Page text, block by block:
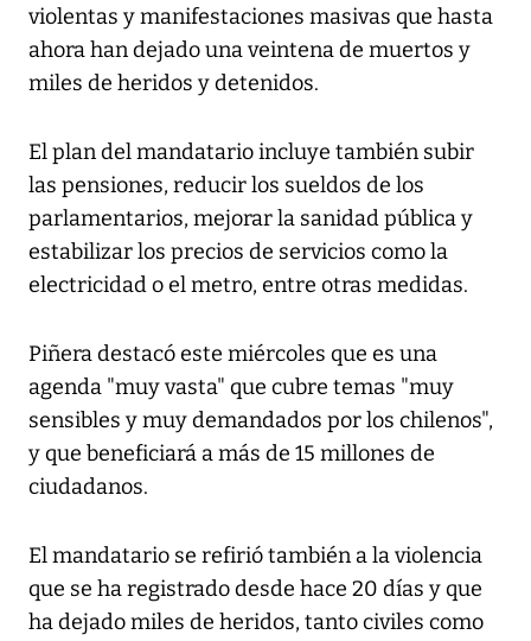
violentas y manifestaciones masivas que hasta
ahora han dejado una veintena de muertos y
miles de heridos y detenidos.
El plan del mandatario incluye también subir
las pensiones, reducir los sueldos de los
parlamentarios, mejorar la sanidad pública y
estabilizar los precios de servicios como la
electricidad o el metro, entre otras medidas.
Piñera destacó este miércoles que es una
agenda "muy vasta" que cubre temas "muy
sensibles y muy demandados por los chilenos",
y que beneficiará a más de 15 millones de
ciudadanos.
El mandatario se refirió también a la violencia
que se ha registrado desde hace 20 días y que
ha dejado miles de heridos, tanto civiles como